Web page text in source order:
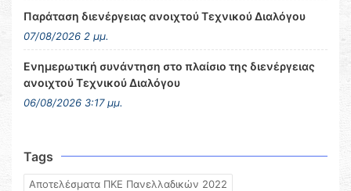
Παράταση διενέργειας ανοιχτού Τεχνικού Διαλόγου
07/08/2026 2 μμ.
Ενημερωτική συνάντηση στο πλαίσιο της διενέργειας
ανοιχτού Τεχνικού Διαλόγου
06/08/2026 3:17 μμ.
Tags
Αποτελέσματα ΠΚΕ Πανελλαδικών 2022